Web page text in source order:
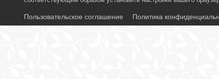
Пользовательское соглашение Политика